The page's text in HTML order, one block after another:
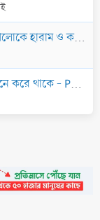
গুনাহ্ (৩ খণ্ড একত্রে) - PDF
করে থাকে - PDF